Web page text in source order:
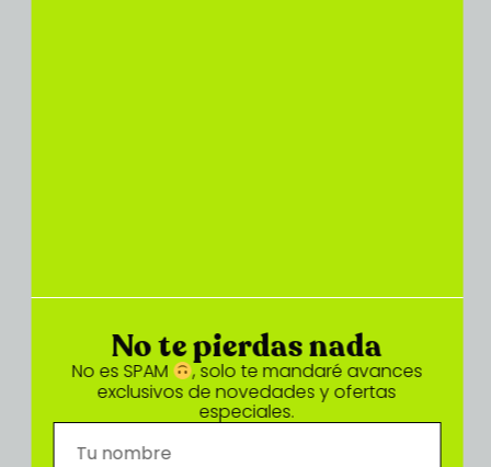
No te pierdas nada
No es SPAM , solo te mandaré avances
exclusivos de novedades y ofertas
especiales.